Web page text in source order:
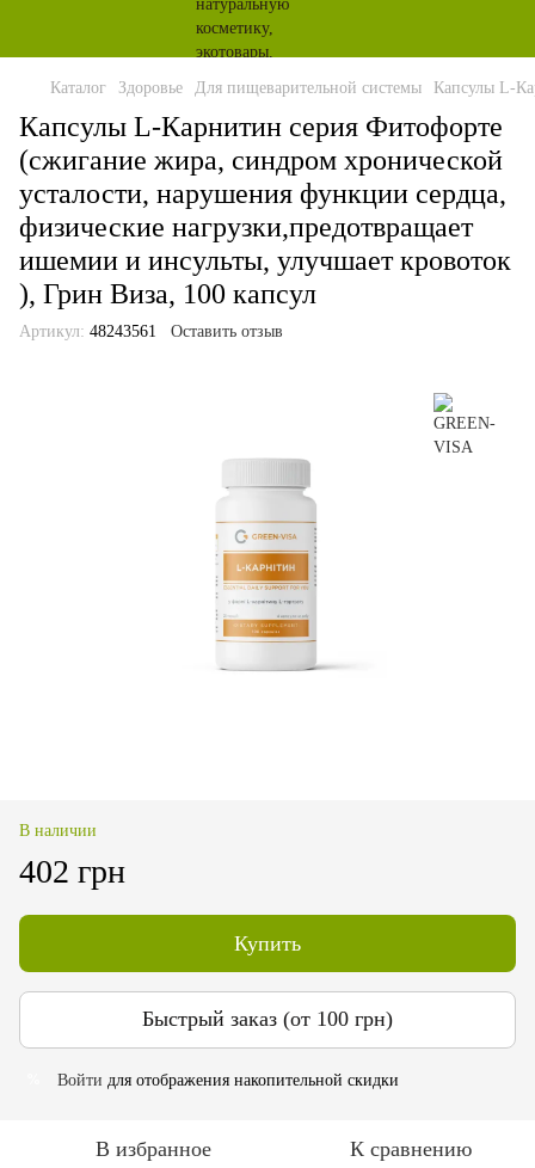
Каталог Здоровье Для пищеварительной системы Капсулы L-
Капсулы L-Карнитин серия Фитофорте
(сжигание жира, синдром хронической
усталости, нарушения функции сердца,
физические нагрузки,предотвращает
ишемии и инсульты, улучшает кровоток
), Грин Виза, 100 капсул
Артикул: 48243561 Оставить отзыв
В наличии
402 грн
Купить
Быстрый заказ (от 100 грн)
Войти для отображения накопительной скидки
В избранное К сравнению